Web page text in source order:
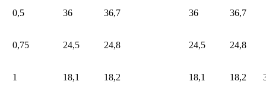
0,5 36 36,7 36 36,7
0,75 24,5 24,8 24,5 24,8
1 18,1 18,2 18,1 18,2